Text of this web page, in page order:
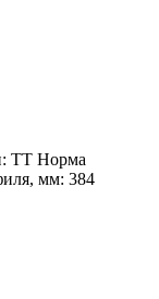
TT Норма
мм: 384